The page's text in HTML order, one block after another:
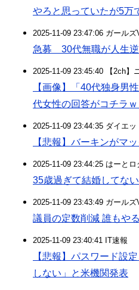
やろと思っていたが5万
2025-11-09 23:47:06 ガール
急募 30代無職が人生
2025-11-09 23:45:40 【2ch】
【画像】「40代独身男
代女性の回答がコチラ
2025-11-09 23:44:35 ダイエ
【悲報】バーキンがマ
2025-11-09 23:44:25 はーとロ
35歳過ぎて結婚してな
2025-11-09 23:43:49 ガール
議員の定数削減 誰もや
2025-11-09 23:40:41 IT速報
【悲報】パスワード設
しない」と米機関発表